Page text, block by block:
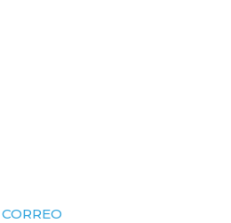
CORREO